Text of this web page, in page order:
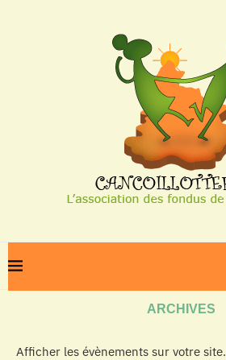
ARCHIVES
Afficher les évènements sur votre site.